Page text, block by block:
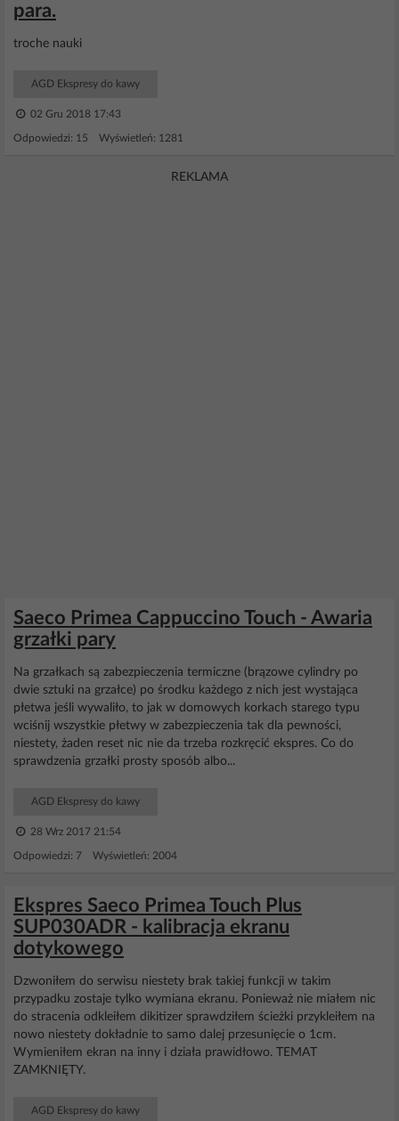
para.
troche nauki
AGD Ekspresy do kawy
02 Gru 2018 17:43
Odpowiedzi: 15 Wyświetleń: 1281
REKLAMA
Saeco Primea Cappuccino Touch - Awaria
grzałki pary
Na grzałkach są zabezpieczenia termiczne (brązowe cylindry po
dwie sztuki na grzałce) po środku każdego z nich jest wystająca
płetwa jeśli wywaliło, to jak w domowych korkach starego typu
wciśnij wszystkie płetwy w zabezpieczenia tak dla pewności,
niestety, żaden reset nic nie da trzeba rozkręcić ekspres. Co do
sprawdzenia grzałki prosty sposób albo...
AGD Ekspresy do kawy
28 Wrz 2017 21:54
Odpowiedzi: 7 Wyświetleń: 2004
Ekspres Saeco Primea Touch Plus
SUP030ADR - kalibracja ekranu
dotykowego
Dzwoniłem do serwisu niestety brak takiej funkcji w takim
przypadku zostaje tylko wymiana ekranu. Ponieważ nie miałem nic
do stracenia odkleiłem dikitizer sprawdziłem ścieżki przykleiłem na
nowo niestety dokładnie to samo dalej przesunięcie o 1cm.
Wymieniłem ekran na inny i działa prawidłowo. TEMAT
ZAMKNIĘTY.
AGD Ekspresy do kawy